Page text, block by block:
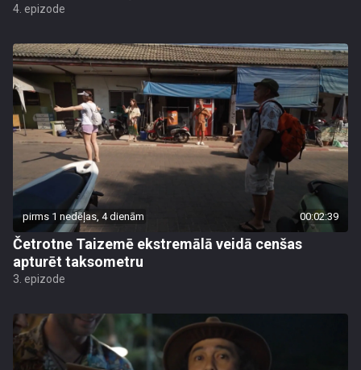
4. epizode
pirms 1 nedēļas, 4 dienām 00:02:39
Četrotne Taizemē ekstremālā veidā cenšas
apturēt taksometru
3. epizode